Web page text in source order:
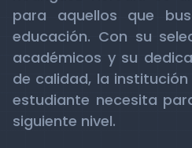
para aquellos que
educación. Con su
académicos y su
de calidad, la
estudiante necesita
siguiente nivel.